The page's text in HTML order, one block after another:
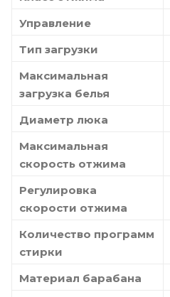
Управление
Тип загрузки
Максимальная
загрузка белья
Диаметр люка
Максимальная
скорость отжима
Регулировка
скорости отжима
Количество программ
стирки
Материал барабана